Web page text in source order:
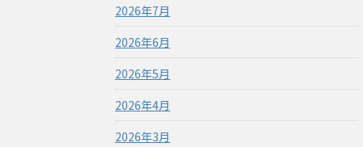
2026年7月
2026年6月
2026年5月
2026年4月
2026年3月